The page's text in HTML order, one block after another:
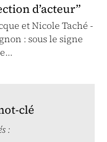
d’acteur”
et Nicole Taché -
: sous le signe
clé
: